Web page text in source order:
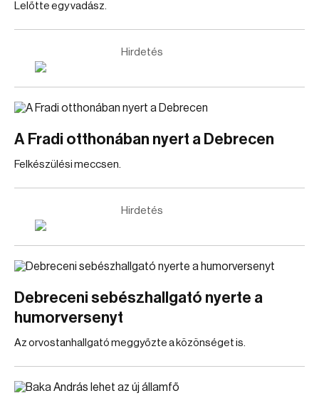
Lelőtte egy vadász.
Hirdetés
A Fradi otthonában nyert a Debrecen
Felkészülési meccsen.
Hirdetés
Debreceni sebészhallgató nyerte a
humorversenyt
Az orvostanhallgató meggyőzte a közönséget is.